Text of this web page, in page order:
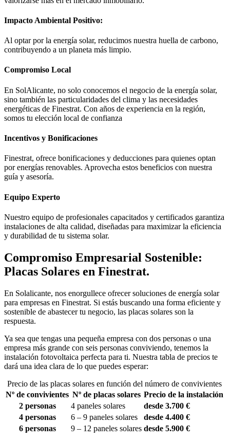
Impacto Ambiental Positivo:
Al optar por la energía solar, reducimos nuestra huella de carbono,
contribuyendo a un planeta más limpio.
Compromiso Local
En SolAlicante, no solo conocemos el negocio de la energía solar,
sino también las particularidades del clima y las necesidades
energéticas de Finestrat. Con años de experiencia en la región,
somos tu elección local de confianza
Incentivos y Bonificaciones
Finestrat, ofrece bonificaciones y deducciones para quienes optan
por energías renovables. Aprovecha estos beneficios con nuestra
guía y asesoría.
Equipo Experto
Nuestro equipo de profesionales capacitados y certificados garantiza
instalaciones de alta calidad, diseñadas para maximizar la eficiencia
y durabilidad de tu sistema solar.
Compromiso Empresarial Sostenible:
Placas Solares en Finestrat.
En Solalicante, nos enorgullece ofrecer soluciones de energía solar
para empresas en Finestrat. Si estás buscando una forma eficiente y
sostenible de abastecer tu negocio, las placas solares son la
respuesta.
Ya sea que tengas una pequeña empresa con dos personas o una
empresa más grande con seis personas conviviendo, tenemos la
instalación fotovoltaica perfecta para ti. Nuestra tabla de precios te
dará una idea clara de lo que puedes esperar:
Precio de las placas solares en función del número de convivientes
Nº de convivientes Nº de placas solares Precio de la instalación
2 personas
4 paneles solares
desde 3.700 €
4 personas
6 – 9 paneles solares
desde 4.400 €
6 personas
9 – 12 paneles solares desde 5.900 €